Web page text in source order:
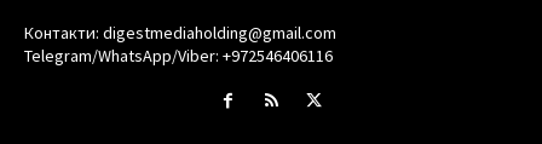
Контакти: digestmediaholding@gmail.com
Telegram/WhatsApp/Viber: +972546406116